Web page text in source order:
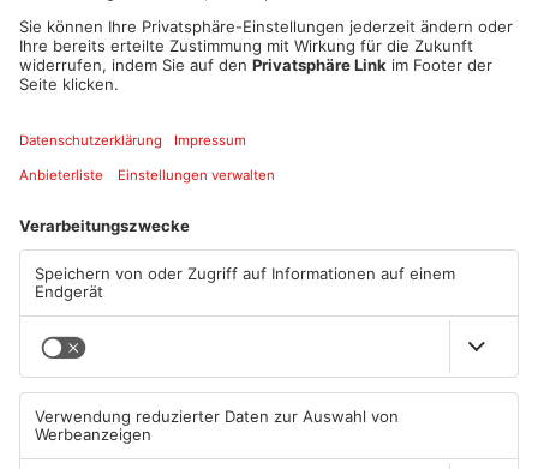
leidenschaftliche Tanzlehrerin. Zuletzt war Eva-Maria
Scardicchio auf der Bühne als märchenhafte Prinzessin
Aureliana beim gleichnamigen Stück, mit Maddin Schneider, zu
sehen. Ab Ende des Jahres ist sie wieder mit „Aureliana - Das
erleben.
Beginn: November
Schaafheim GROSSE FREIHEIT
Kurse: mittwochs und freitags
Datum und Uhrzeit
Mi. 01. Nov. 2023, 00:00 Uhr - Fr. 03. Nov. 2023, 23:30 Uhr
ICAL GOOGLE